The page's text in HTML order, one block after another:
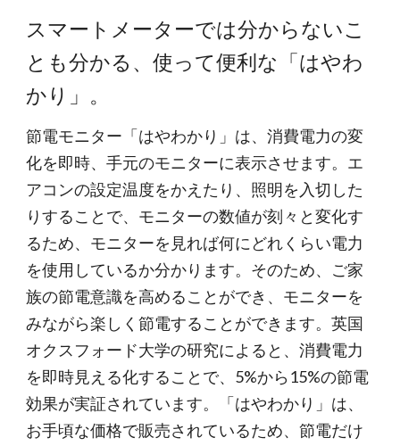
スマートメーターでは分からないこ
とも分かる、使って便利な「はやわ
かり」。
節電モニター「はやわかり」は、消費電力の変
化を即時、手元のモニターに表示させます。エ
アコンの設定温度をかえたり、照明を入切した
りすることで、モニターの数値が刻々と変化す
るため、モニターを見れば何にどれくらい電力
を使用しているか分かります。そのため、ご家
族の節電意識を高めることができ、モニターを
みながら楽しく節電することができます。英国
オクスフォード大学の研究によると、消費電力
を即時見える化することで、5%から15%の節電
効果が実証されています。「はやわかり」は、
お手頃な価格で販売されているため、節電だけ